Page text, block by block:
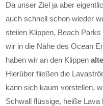
Da unser Ziel ja aber
auch schnell schon wieder
steilen Klippen, Beach
wir in die Nähe des Ocean
haben wir an den Klippen
Hierüber fließen die
kann sich kaum vorstellen,
Schwall flüssige, heiße Lava